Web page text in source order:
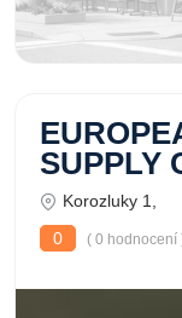
SUPPLY
Korozluky 1,
0
( 0 hodnocení